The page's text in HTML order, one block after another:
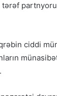
ciddi